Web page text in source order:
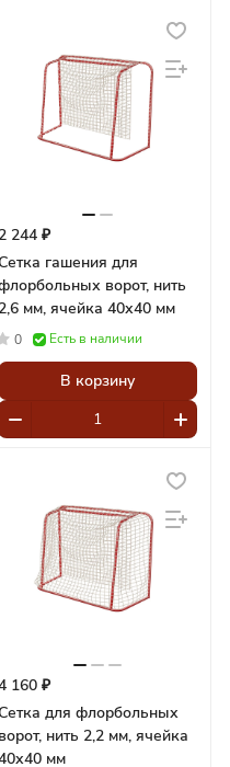
2 244 ₽
гашения для
ворот, нить
2,6 мм, ячейка 40х40 мм
0 Есть в наличии
В корзину
160 ₽
для флорбольных
ворот, нить 2,2 мм, ячейка
мм